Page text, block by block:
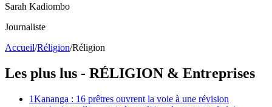
Sarah Kadiombo
Journaliste
Accueil/Réligion/Réligion
Les plus lus - RÉLIGION & Entreprises
1Kananga : 16 prêtres ouvrent la voie à une révision